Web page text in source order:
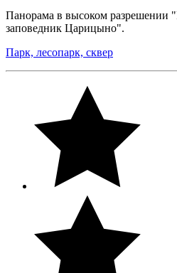
Панорама в высоком разрешении
заповедник Царицыно".
Парк, лесопарк, сквер